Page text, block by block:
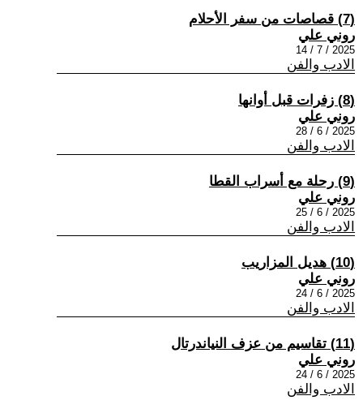
(7) قصاصات من سفر الأحلام
روني علي
2025 / 7 / 14
الادب والفن
(8) زفرات قبل أوانها
روني علي
2025 / 6 / 28
الادب والفن
(9) رحلة مع أسراب القطا
روني علي
2025 / 6 / 25
الادب والفن
(10) هديل المزاريب
روني علي
2025 / 6 / 24
الادب والفن
(11) تقاسيم من عزف النياندرتال
روني علي
2025 / 6 / 24
الادب والفن